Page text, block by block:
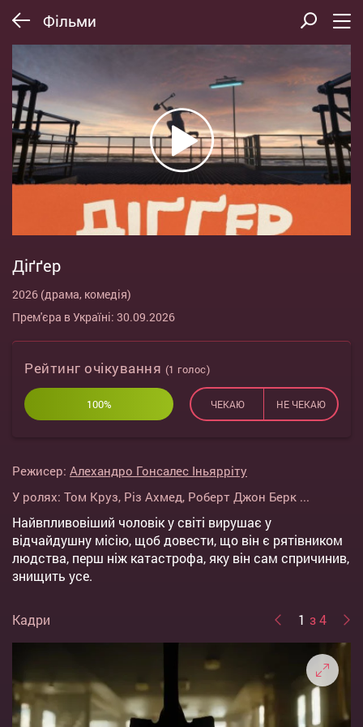
Фільми
Діґґер
2026 (драма, комедія)
Прем'єра в Україні: 30.09.2026
Рейтинг очікування (1 голос)
100% 0% ЧЕКАЮ НЕ ЧЕКАЮ
Режисер: Алехандро Гонсалес Іньярріту
У ролях: Том Круз, Різ Ахмед, Роберт Джон Берк ...
Найвпливовіший чоловік у світі вирушає у
відчайдушну місію, щоб довести, що він є рятівником
людства, перш ніж катастрофа, яку він сам спричинив,
знищить усе.
Кадри 1 з 4